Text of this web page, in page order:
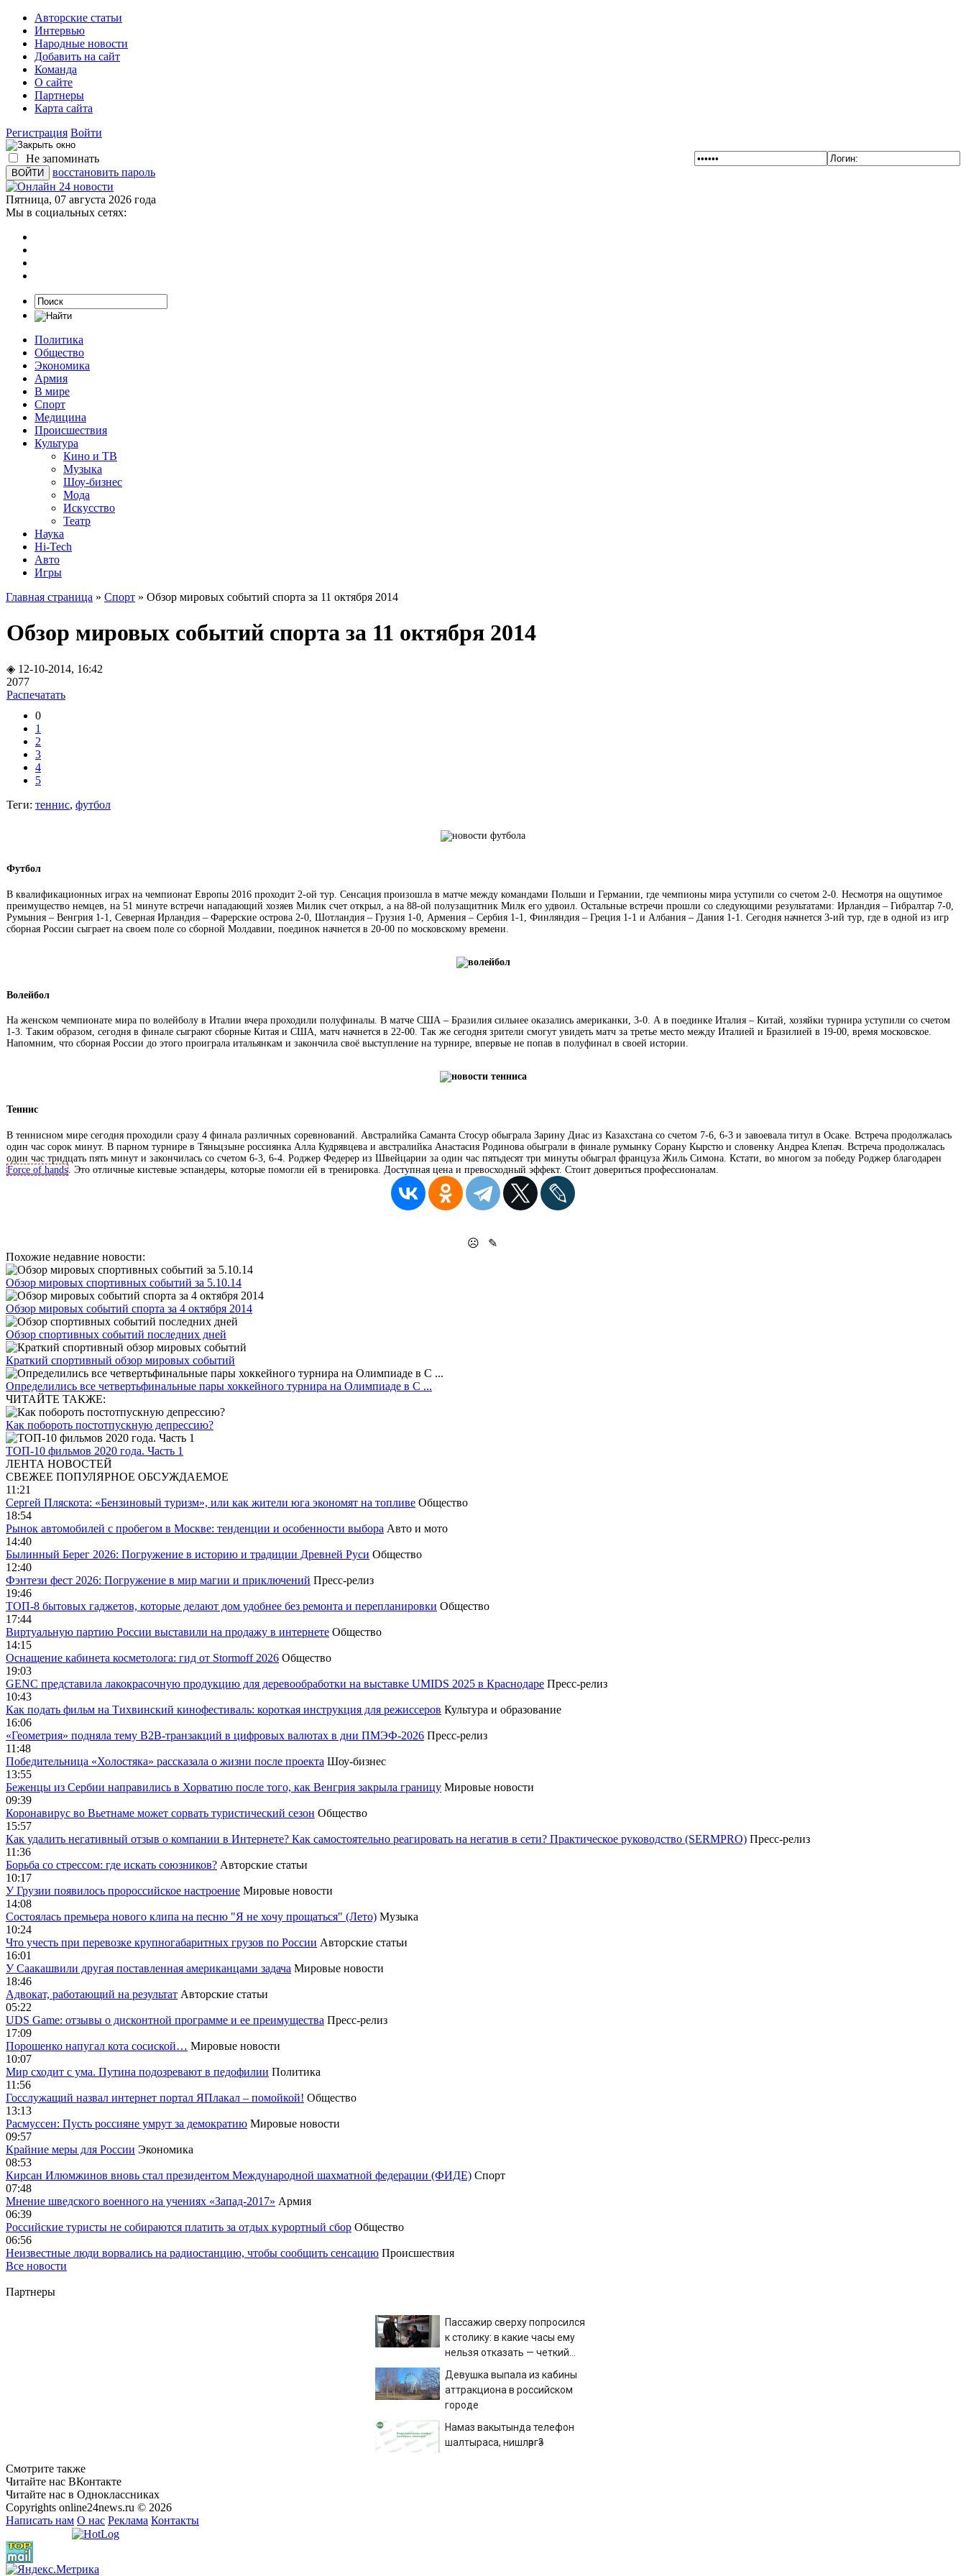
Авторские статьи
Интервью
Народные новости
Добавить на сайт
Команда
О сайте
Партнеры
Карта сайта
Регистрация Войти
Не запоминать
восстановить пароль
Пятница, 07 августа 2026 года
Мы в социальных сетях:
Политика
Общество
Экономика
Армия
В мире
Спорт
Медицина
Происшествия
Культура
Кино и ТВ
Музыка
Шоу-бизнес
Мода
Искусство
Театр
Наука
Hi-Tech
Авто
Игры
Главная страница » Спорт » Обзор мировых событий спорта за 11 октября 2014
Обзор мировых событий спорта за 11 октября 2014
◈ 12-10-2014, 16:42
2077
Распечатать
0
1
2
3
4
5
Теги: теннис, футбол
Футбол
В квалификационных играх на чемпионат Европы 2016 проходит 2-ой тур. Сенсация произошла в матче между командами Польши и Германии, где чемпионы мира уступили со счетом 2-0. Несмотря на ощутимое
преимущество немцев, на 51 минуте встречи нападающий хозяев Милик счет открыл, а на 88-ой полузащитник Милк его удвоил. Остальные встречи прошли со следующими результатами: Ирландия – Гибралтар 7-0,
Румыния – Венгрия 1-1, Северная Ирландия – Фарерские острова 2-0, Шотландия – Грузия 1-0, Армения – Сербия 1-1, Финляндия – Греция 1-1 и Албания – Дания 1-1. Сегодня начнется 3-ий тур, где в одной из игр
сборная России сыграет на своем поле со сборной Молдавии, поединок начнется в 20-00 по московскому времени.
Волейбол
На женском чемпионате мира по волейболу в Италии вчера проходили полуфиналы. В матче США – Бразилия сильнее оказались американки, 3-0. А в поединке Италия – Китай, хозяйки турнира уступили со счетом
1-3. Таким образом, сегодня в финале сыграют сборные Китая и США, матч начнется в 22-00. Так же сегодня зрители смогут увидеть матч за третье место между Италией и Бразилией в 19-00, время московское.
Напомним, что сборная России до этого проиграла итальянкам и закончила своё выступление на турнире, впервые не попав в полуфинал в своей истории.
Теннис
В теннисном мире сегодня проходили сразу 4 финала различных соревнований. Австралийка Саманта Стосур обыграла Зарину Диас из Казахстана со счетом 7-6, 6-3 и завоевала титул в Осаке. Встреча продолжалась
один час сорок минут. В парном турнире в Тяньцзыне россиянка Алла Кудрявцева и австралийка Анастасия Родинова обыграли в финале румынку Сорану Кырстю и словенку Андреа Клепач. Встреча продолжалась
один час тридцать пять минут и закончилась со счетом 6-3, 6-4. Роджер Федерер из Швейцарии за один час пятьдесят три минуты обыграл француза Жиль Симона. Кстати, во многом за победу Роджер благодарен
Force of hands. Это отличные кистевые эспандеры, которые помогли ей в тренировка. Доступная цена и превосходный эффект. Стоит довериться профессионалам.
☹
✎
Похожие недавние новости:
Обзор мировых спортивных событий за 5.10.14
Обзор мировых событий спорта за 4 октября 2014
Обзор спортивных событий последних дней
Краткий спортивный обзор мировых событий
Определились все четвертьфинальные пары хоккейного турнира на Олимпиаде в С ...
ЧИТАЙТЕ ТАКЖЕ:
Как побороть постотпускную депрессию?
ТОП-10 фильмов 2020 года. Часть 1
ЛЕНТА НОВОСТЕЙ
СВЕЖЕЕ ПОПУЛЯРНОЕ ОБСУЖДАЕМОЕ
11:21
Сергей Пляскота: «Бензиновый туризм», или как жители юга экономят на топливе Общество
18:54
Рынок автомобилей с пробегом в Москве: тенденции и особенности выбора Авто и мото
14:40
Былинный Берег 2026: Погружение в историю и традиции Древней Руси Общество
12:40
Фэнтези фест 2026: Погружение в мир магии и приключений Пресс-релиз
19:46
ТОП-8 бытовых гаджетов, которые делают дом удобнее без ремонта и перепланировки Общество
17:44
Виртуальную партию России выставили на продажу в интернете Общество
14:15
Оснащение кабинета косметолога: гид от Stormoff 2026 Общество
19:03
GENC представила лакокрасочную продукцию для деревообработки на выставке UMIDS 2025 в Краснодаре Пресс-релиз
10:43
Как подать фильм на Тихвинский кинофестиваль: короткая инструкция для режиссеров Культура и образование
16:06
«Геометрия» подняла тему B2B-транзакций в цифровых валютах в дни ПМЭФ-2026 Пресс-релиз
11:48
Победительница «Холостяка» рассказала о жизни после проекта Шоу-бизнес
13:55
Беженцы из Сербии направились в Хорватию после того, как Венгрия закрыла границу Мировые новости
09:39
Коронавирус во Вьетнаме может сорвать туристический сезон Общество
15:57
Как удалить негативный отзыв о компании в Интернете? Как самостоятельно реагировать на негатив в сети? Практическое руководство (SERMPRO) Пресс-релиз
11:36
Борьба со стрессом: где искать союзников? Авторские статьи
10:17
У Грузии появилось пророссийское настроение Мировые новости
14:08
Cостоялась премьера нового клипа на песню "Я не хочу прощаться" (Лето) Музыка
10:24
Что учесть при перевозке крупногабаритных грузов по России Авторские статьи
16:01
У Саакашвили другая поставленная американцами задача Мировые новости
18:46
Адвокат, работающий на результат Авторские статьи
05:22
UDS Game: отзывы о дисконтной программе и ее преимущества Пресс-релиз
17:09
Порошенко напугал кота сосиской… Мировые новости
10:07
Мир сходит с ума. Путина подозревают в педофилии Политика
11:56
Госслужащий назвал интернет портал ЯПлакал – помойкой! Общество
13:13
Расмуссен: Пусть россияне умрут за демократию Мировые новости
09:57
Крайние меры для России Экономика
08:53
Кирсан Илюмжинов вновь стал президентом Международной шахматной федерации (ФИДЕ) Спорт
07:48
Мнение шведского военного на учениях «Запад-2017» Армия
06:39
Российские туристы не собираются платить за отдых курортный сбор Общество
06:56
Неизвестные люди ворвались на радиостанцию, чтобы сообщить сенсацию Происшествия
Все новости
Партнеры
Пассажир сверху попросился
к столику: в какие часы ему
нельзя отказать — четкий
Девушка выпала из кабины
аттракциона в российском
городе
Намаз вакытында телефон
шалтыраса, нишләргә?
Смотрите также
Читайте нас ВКонтакте
Читайте нас в Одноклассниках
Copyrights online24news.ru © 2026
Написать нам О нас Реклама Контакты